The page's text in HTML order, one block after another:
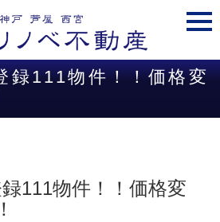
録111物件！！価格変
111物件！！価格変